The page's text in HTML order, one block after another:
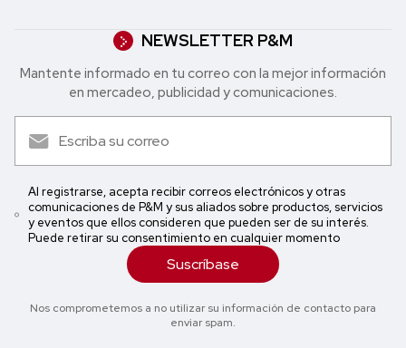
NEWSLETTER P&M
Mantente informado en tu correo con la mejor in formación
en mercadeo, publicidad y comunicaciones.
Al registrarse, acepta recibir correos electrónicos y otras
comunicaciones de P&M y sus aliados sobre productos, servicios
y eventos que ellos consideren que pueden ser de su interés.
Puede retirar su consentimiento en cualquier momento
Suscríbase
Nos comprometemos a no utilizar su información de contacto para
enviar spam.